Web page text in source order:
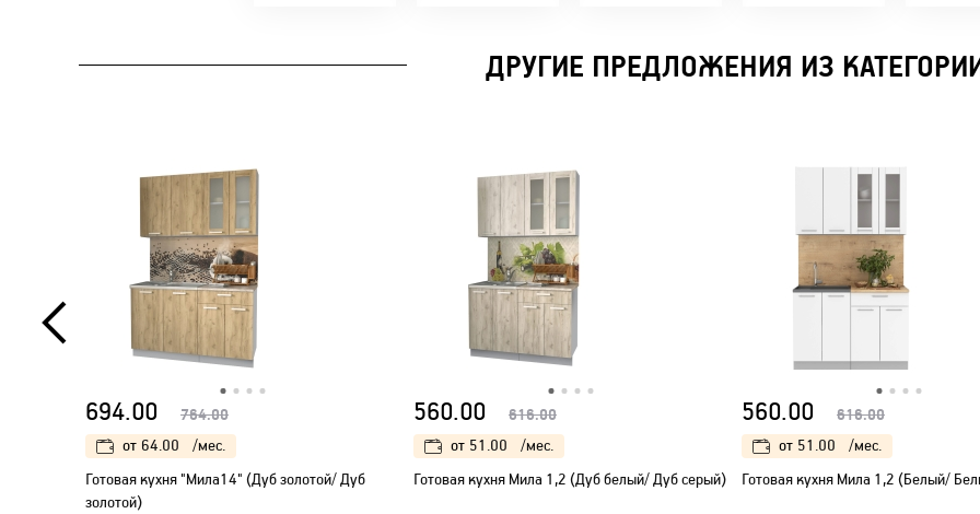
ДРУГИЕ ПРЕДЛОЖЕНИЯ ИЗ
694.00 764.00
от 64.00
/мес.
Готовая кухня "Мила14" (Дуб золотой/ Дуб
золотой)
560.00 616.00
от 51.00
/мес.
Готовая кухня Мила 1,2 (Дуб белый/ Дуб серый)
560.00 616.00
от 51.00
/мес.
Готовая кухня Мила 1,2 (Белый/